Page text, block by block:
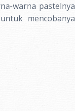
warna pastelnya
mencobanya